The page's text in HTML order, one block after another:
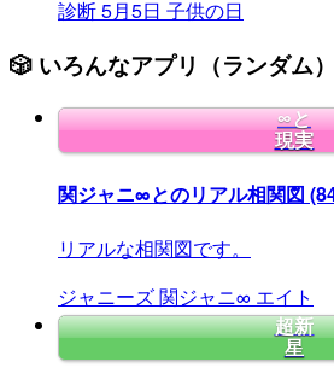
診断5月5日 子供の日
🎲 いろんなアプリ（ランダム）
∞と
現実
関ジャニ∞とのリアル相関図
リアルな相関図です。
ジャニーズ関ジャニ∞ エイト
超新
星